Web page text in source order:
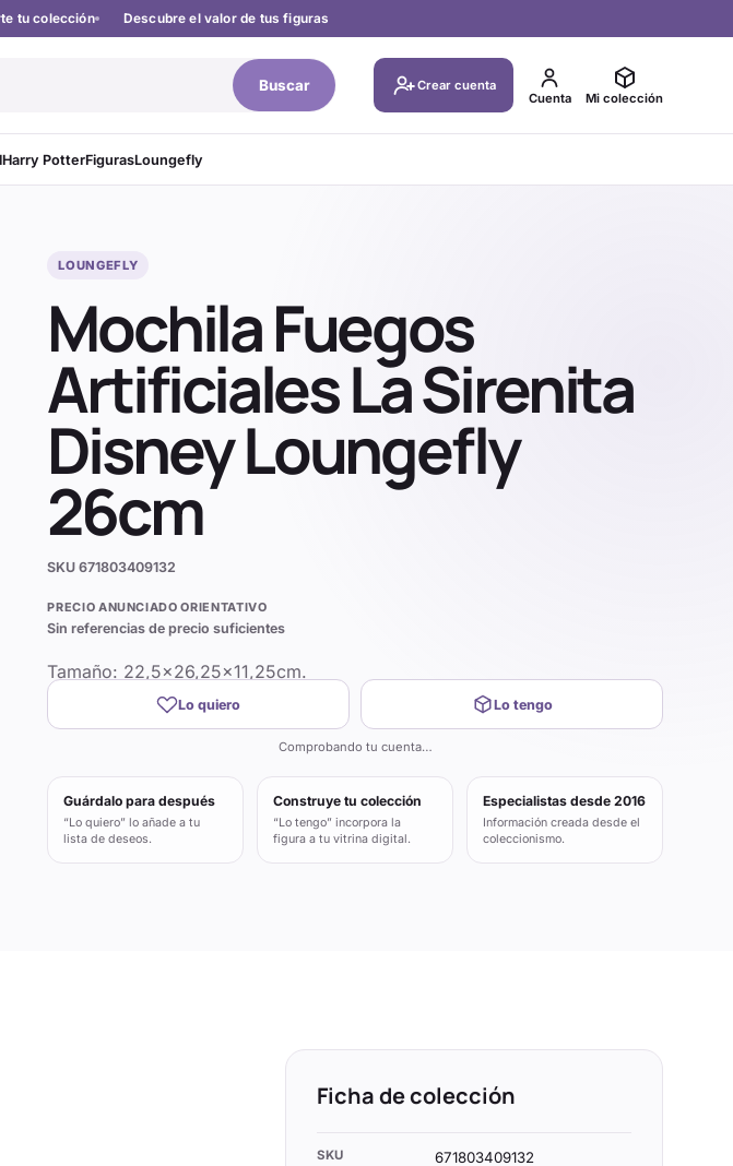
tu colección Descubre el valor de tus figuras
Buscar
Crear cuenta
Cuenta
Mi colección
Harry PotterFigurasLoungefly
LOUNGEFLY
Mochila Fuegos
Artificiales La Sirenita
Disney Loungefly
26cm
SKU671803409132
PRECIO ANUNCIADO ORIENTATIVO
Sin referencias de precio suficientes
Tamaño: 22,5×26,25×11,25cm.
Lo quiero Lo tengo
Comprobando tu cuenta…
Guárdalo para después
“Lo quiero” lo añade a tu
lista de deseos.
Construye tu colección
“Lo tengo” incorpora la
figura a tu vitrina digital.
Especialistas desde 2016
Información creada desde el
coleccionismo.
Ficha de colección
SKU 671803409132